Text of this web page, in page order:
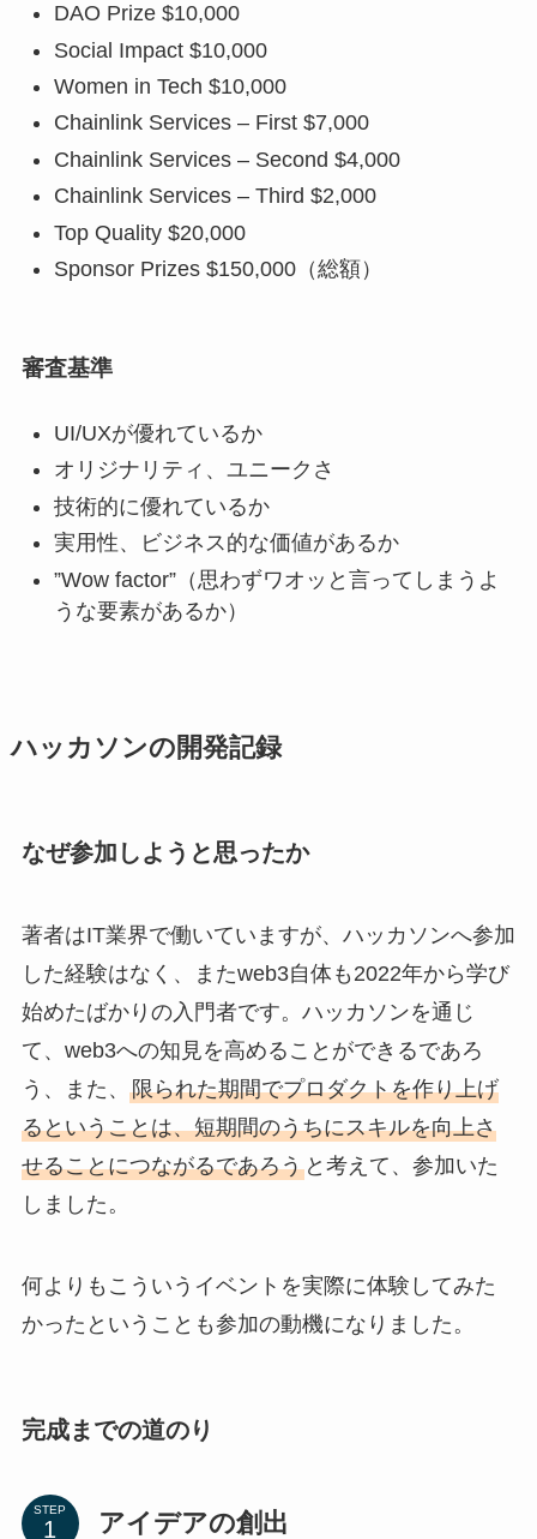
DAO Prize $10,000
Social Impact $10,000
Women in Tech $10,000
Chainlink Services – First $7,000
Chainlink Services – Second $4,000
Chainlink Services – Third $2,000
Top Quality $20,000
Sponsor Prizes $150,000（総額）
審査基準
UI/UXが優れているか
オリジナリティ、ユニークさ
技術的に優れているか
実用性、ビジネス的な価値があるか
”Wow factor”（思わずワオッと言ってしまうよ
うな要素があるか）
ハッカソンの開発記録
なぜ参加しようと思ったか
著者はIT業界で働いていますが、ハッカソンへ参加
した経験はなく、またweb3自体も2022年から学び
始めたばかりの入門者です。ハッカソンを通じ
て、web3への知見を高めることができるであろ
う、また、 限られた期間でプロダクトを作り上げ
るということは、短期間のうちにスキルを向上さ
せることにつながるであろうと考えて、参加いた
しました。
何よりもこういうイベントを実際に体験してみた
かったということも参加の動機になりました。
完成までの道のり
STEP アイデアの創出